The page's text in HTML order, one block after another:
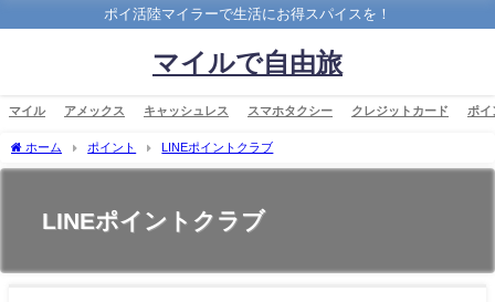
ポイ活陸マイラーで生活にお得スパイスを！
マイルで自由旅
マイル アメックス キャッシュレス スマホタクシー クレジットカード ポイ
ホーム ポイント LINEポイントクラブ
LINEポイントクラブ